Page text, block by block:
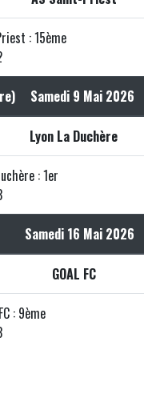
: 15ème
Samedi 9 Mai 2026
Lyon La Duchère
: 1er
Samedi 16 Mai 2026
GOAL FC
: 9ème